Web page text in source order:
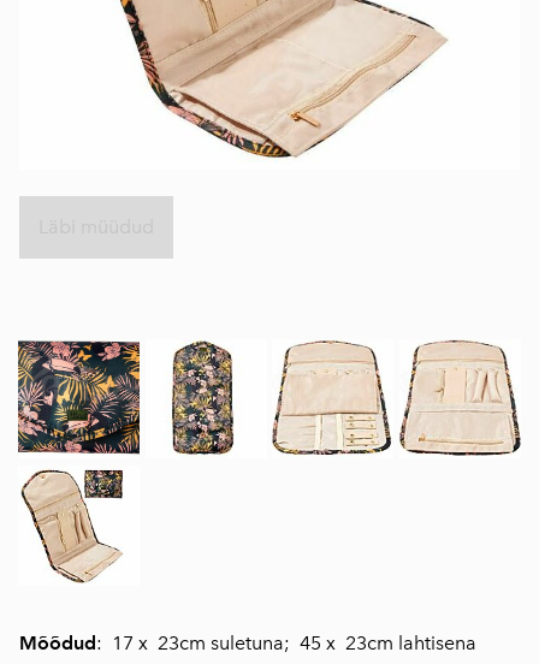
Mõõdud: 17 x 23cm suletuna; 45 x 23cm lahtisena